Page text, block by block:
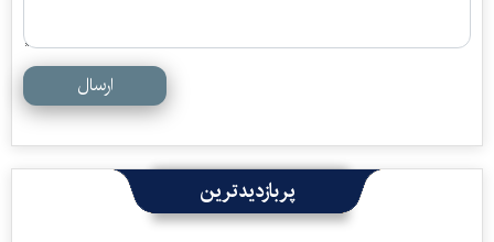
ارسال
پربازدیدترین